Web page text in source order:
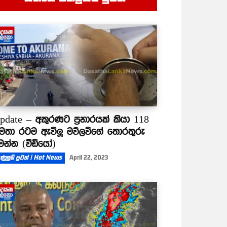
– අකුරණට ප්‍රහාරයක් කියා 118
රටම ඇවිලූ මව්ලවිගේ තොරතුරු
(වීඩියෝ)
පුවත් | Hot News April 22, 2023